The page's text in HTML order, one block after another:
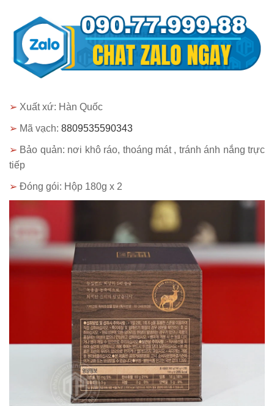
➢ Xuất xứ: Hàn Quốc
➢ Mã vạch: 8809535590343
➢ Bảo quản: nơi khô ráo, thoáng mát , tránh ánh nắng trực
tiếp
➢ Đóng gói: Hộp 180g x 2